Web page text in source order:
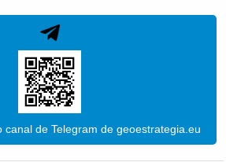
canal de Telegram de geoestrategia.eu